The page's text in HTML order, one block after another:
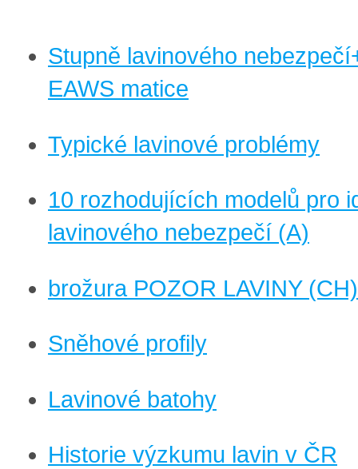
Stupně lavinového
EAWS matice
Typické lavinové problémy
10 rozhodujících modelů pro
lavinového nebezpečí (A)
brožura POZOR LAVINY (CH)
Sněhové profily
Lavinové batohy
Historie výzkumu lavin v ČR